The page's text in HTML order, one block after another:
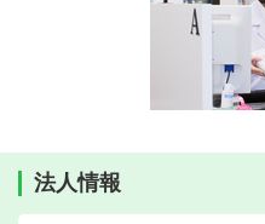
法人情報